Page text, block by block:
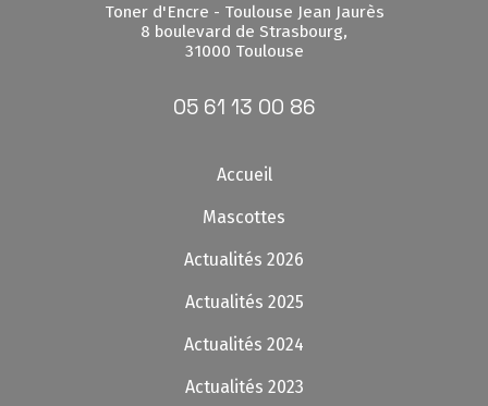
Toner d'Encre - Toulouse Jean Jaurès
8 boulevard de Strasbourg,
31000 Toulouse
05 61 13 00 86
Accueil
Mascottes
Actualités 2026
Actualités 2025
Actualités 2024
Actualités 2023